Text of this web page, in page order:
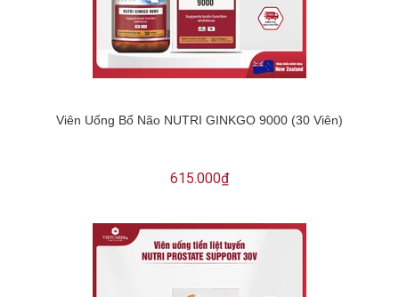
Viên Uống Bổ Não NUTRI GINKGO 9000 (30 Viên)
615.000₫